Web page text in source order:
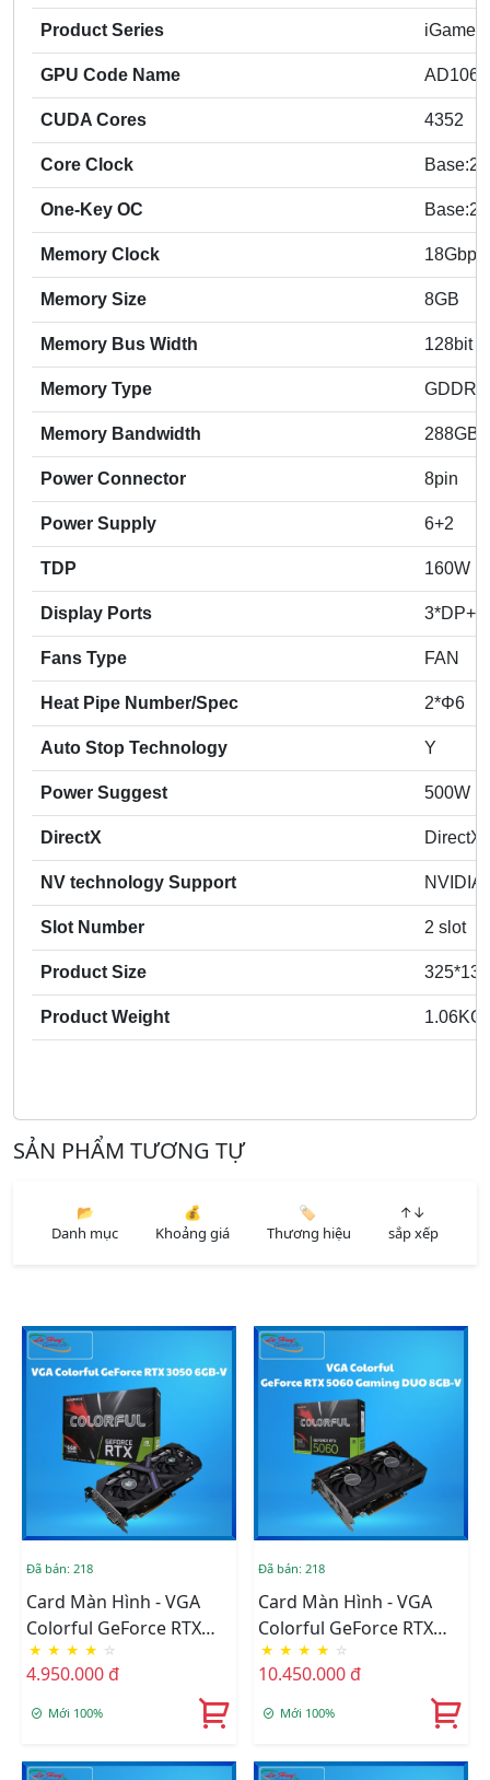
Product Series iGame
GPU Code Name AD106
CUDA Cores 4352
Core Clock
One-Key OC
Memory Clock 18Gbps
Memory Size 8GB
Memory Bus Width 128bit
Memory Type GDDR6
Memory Bandwidth 288GB/
Power Connector 8pin
Power Supply 6+2
TDP 160W
Display Ports
Fans Type FAN
Heat Pipe Number/Spec 2*Φ6
Auto Stop Technology Y
Power Suggest 500W
DirectX DirectX
NV technology Support NVIDIA
Slot Number 2 slot
Product Size
Product Weight
SẢN PHẨM TƯƠNG TỰ
📂
Danh mục
💰
Khoảng giá
🏷️
Thương hiệu
↑↓
sắp xếp
Đã bán: 218
Card Màn Hình - VGA
Colorful GeForce RTX
3050 6GB-V
★ ★ ★ ★ ☆
4.950.000 đ
Mới 100%
Đã bán: 218
Card Màn Hình - VGA
Colorful GeForce RTX
5060 Gaming DUO 8GB-
V
★ ★ ★ ★ ☆
10.450.000 đ
Mới 100%